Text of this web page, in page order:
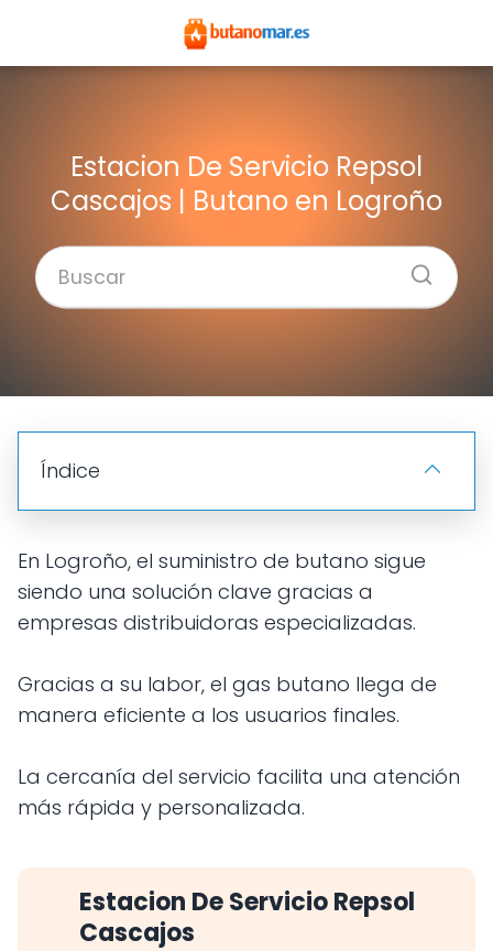
Estacion De Servicio Repsol
Cascajos | Butano en Logroño
Índice
En Logroño, el suministro de butano sigue
siendo una solución clave gracias a
empresas distribuidoras especializadas.
Gracias a su labor, el gas butano llega de
manera eficiente a los usuarios finales.
La cercanía del servicio facilita una atención
más rápida y personalizada.
Estacion De Servicio Repsol
Cascajos